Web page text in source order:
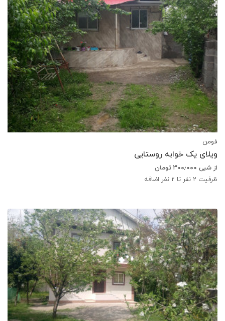
فومن
ویلای یک خوابه روستایی
از شبی ۳۰۰٫۰۰۰ تومان
ظرفیت 2 نفر تا 2 نفر اضافه